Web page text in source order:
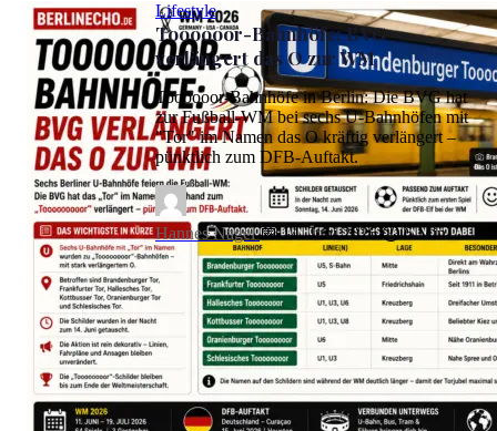
Lifestyle
Toooooor-Bahnhöfe: BVG
verlängert das O zur WM
Toooooor-Bahnhöfe in Berlin: Die BVG hat
zur Fußball-WM bei sechs U-Bahnhöfen mit
"Tor" im Namen das O kräftig verlängert –
pünktlich zum DFB-Auftakt.
Hannes Nagel 📅 14. Juni 2026 ⏱ 6 Min.